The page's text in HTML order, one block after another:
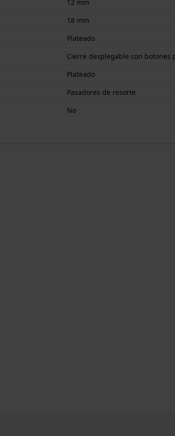
12 mm
18 mm
Plateado
Cierre desplegable con botones
Plateado
Pasadores de resorte
No